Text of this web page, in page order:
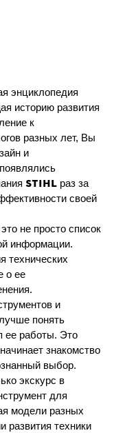
энциклопедия
историю развития
к
разных лет, Вы
и
STIHL раз за
своей
не просто список
информации.
технических
о ее
и
понять
ее работы. Это
знакомство
выбор.
экскурс в
для
модели разных
развития техники